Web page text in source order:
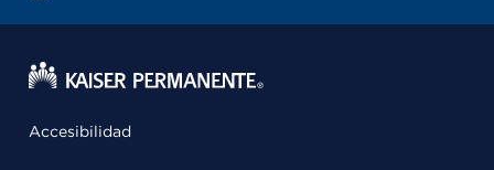
Accesibilidad